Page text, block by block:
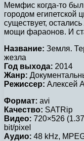
Мемфис когда-то
городом
существует,
мощи фараонов. И
Название: Земля.
жезла
Год выхода: 2014
Жанр:
Режиссер: Алексей
Формат: avi
Качество: SATRip
Видео: 720×526
bit/pixel
Аудио: 48 kHz,